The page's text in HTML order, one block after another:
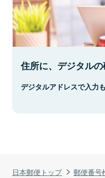
日本郵便トップ 郵便番号
住所に、デジタルの
デジタルアドレスで入力